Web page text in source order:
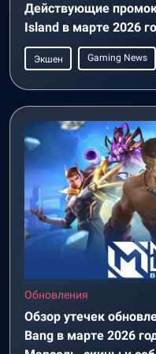
Действующие
Island в марте 2026
Экшен Gaming News
Обновления
Обзор утечек
Bang в марте 2026